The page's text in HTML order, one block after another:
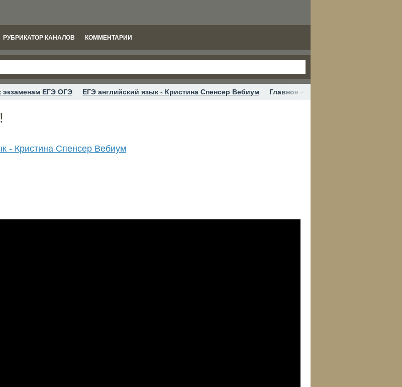
РУБРИКАТОР КАНАЛОВ КОММЕНТАРИИ
экзаменам ЕГЭ ОГЭ ЕГЭ английский язык - Кристина Спенсер Вебиум Главное – это ощущуения!
- Кристина Спенсер Вебиум